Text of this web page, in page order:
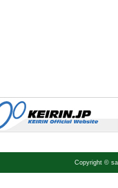
Copyright ©